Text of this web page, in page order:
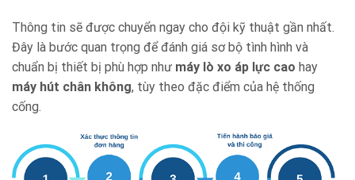
Thông tin sẽ được chuyển ngay cho đội kỹ thuật gần nhất.
Đây là bước quan trọng để đánh giá sơ bộ tình hình và
chuẩn bị thiết bị phù hợp như máy lò xo áp lực cao hay
máy hút chân không, tùy theo đặc điểm của hệ thống
cống.